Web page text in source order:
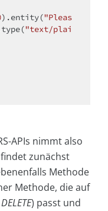
).entity("Pleas
"text/plai
APIs nimmt also
zunächst
Methode
Methode, die auf
) passt und